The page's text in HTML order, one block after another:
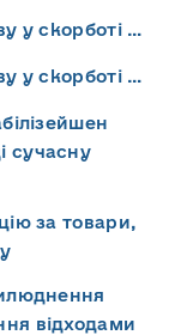
у скорботі …
у скорботі …
сучасну
за товари,
відходами